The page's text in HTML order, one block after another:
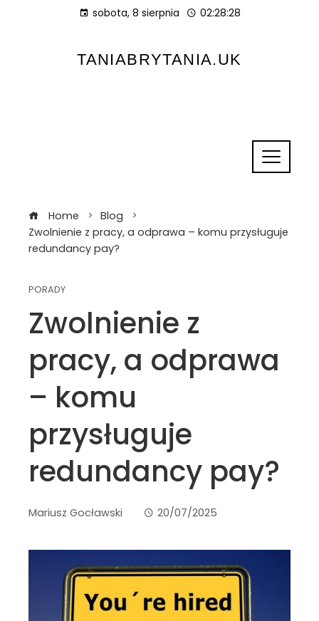
sobota, 8 sierpnia 02:28:29
TANIABRYTANIA.UK
Home
Blog
Zwolnienie z pracy, a odprawa – komu przysługuje
redundancy pay?
PORADY
Zwolnienie z
pracy, a odprawa
– komu
przysługuje
redundancy pay?
Mariusz Gocławski 20/07/2025